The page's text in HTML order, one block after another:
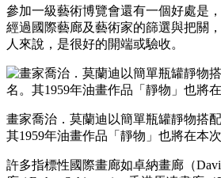
參加一級藝術博覽會還有一個好處是
經過國際藝廊及藝術家的篩選與把關
人來說，是很好的開端或驗收。
畫家喬治．莫蘭迪以簡單瓶罐靜物搭
其1959年油畫作品「靜物」也將在本次
許多指標性國際畫廊如卓納畫廊（